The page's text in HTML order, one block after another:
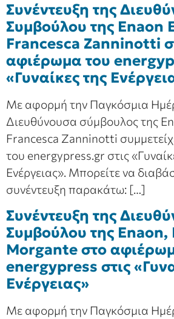
Συνέντευξη της
Συμβούλου της Enaon
Francesca Zanninotti
αφιέρωμα του
«Γυναίκες της
Με αφορμή την Παγκόσμια
Διευθύνουσα σύμβουλος της
Francesca Zanninotti
του energypress.gr στις
Ενέργειας». Μπορείτε να
συνέντευξη παρακάτω: […]
Συνέντευξη της
Συμβούλου της Enaon,
Morgante στο
energypress στις
Ενέργειας»
Με αφορμή την Παγκόσμια